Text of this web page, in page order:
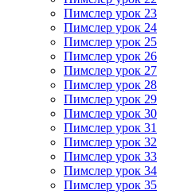
Пимслер урок 23
Пимслер урок 24
Пимслер урок 25
Пимслер урок 26
Пимслер урок 27
Пимслер урок 28
Пимслер урок 29
Пимслер урок 30
Пимслер урок 31
Пимслер урок 32
Пимслер урок 33
Пимслер урок 34
Пимслер урок 35